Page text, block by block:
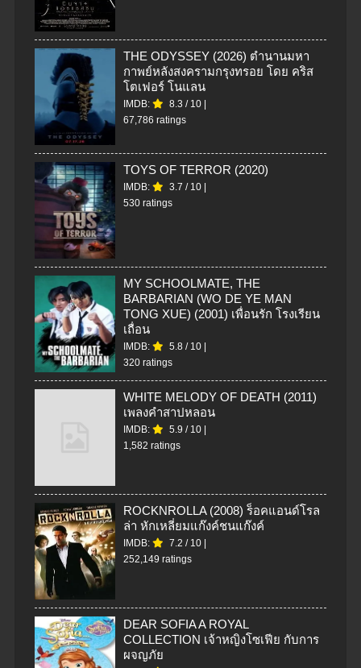
THE ODYSSEY (2026) ตำนานมหา
กาพย์หลังสงครามกรุงทรอย โดย คริส
โตเฟอร์ โนแลน
IMDB: 8.3 / 10
67,786 ratings
TOYS OF TERROR (2020)
IMDB: 3.7 / 10
530 ratings
MY SCHOOLMATE, THE
BARBARIAN (WO DE YE MAN
TONG XUE) (2001) เพื่อนรัก โรงเรียน
เถื่อน
IMDB: 5.8 / 10
320 ratings
WHITE MELODY OF DEATH (2011)
เพลงคำสาปหลอน
IMDB: 5.9 / 10
1,582 ratings
ROCKNROLLA (2008) ร็อคแอนด์โรล
ล่า หักเหลี่ยมแก๊งค์ชนแก๊งค์
IMDB: 7.2 / 10
252,149 ratings
DEAR SOFIA A ROYAL
COLLECTION เจ้าหญิงโซเฟีย กับการ
ผจญภัย